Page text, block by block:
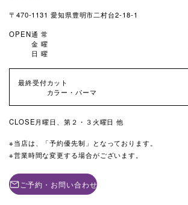
〒470-1131 愛知県豊明市二村台2-18-1
OPEN通常
金曜
日曜
最終受付カット
カラー・パーマ
CLOSE月曜日、第２・３火曜日 他
当店は、「予約優先制」となっております。
営業時間な変更する場合がございます。
ご予約・お問い合わせ